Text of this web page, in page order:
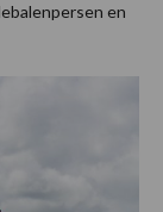
en